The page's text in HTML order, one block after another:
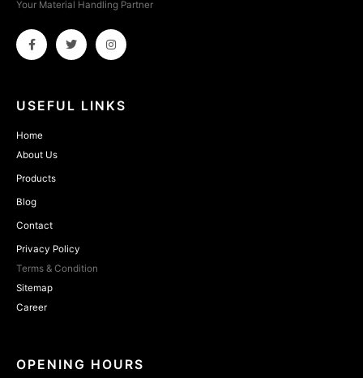
Your Material Handling Partner
USEFUL LINKS
Home
About Us
Products
Blog
Contact
Privacy Policy
Terms & Condition
Sitemap
Career
OPENING HOURS